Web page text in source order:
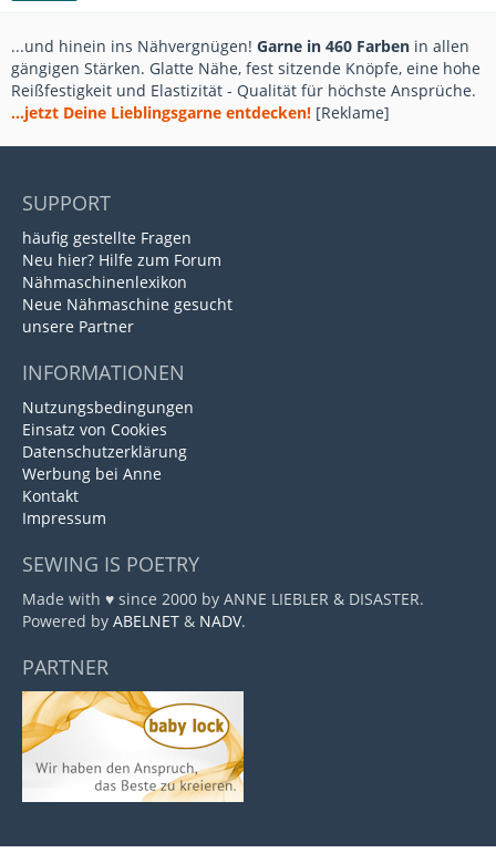
...und hinein ins Nähvergnügen! Garne in 460 Farben in allen
gängigen Stärken. Glatte Nähe, fest sitzende Knöpfe, eine hohe
Reißfestigkeit und Elastizität - Qualität für höchste Ansprüche.
...jetzt Deine Lieblingsgarne entdecken! [Reklame]
SUPPORT
häufig gestellte Fragen
Neu hier? Hilfe zum Forum
Nähmaschinenlexikon
Neue Nähmaschine gesucht
unsere Partner
INFORMATIONEN
Nutzungsbedingungen
Einsatz von Cookies
Datenschutzerklärung
Werbung bei Anne
Kontakt
Impressum
SEWING IS POETRY
Made with ♥ since 2000 by ANNE LIEBLER & DISASTER.
Powered by ABELNET & NADV.
PARTNER